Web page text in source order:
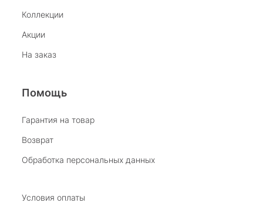
Коллекции
Акции
На заказ
Помощь
Гарантия на товар
Возврат
Обработка персональных данных
Условия оплаты